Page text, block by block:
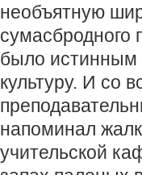
необъятную
сумасбродного
было истинным
культуру. И со
напоминал
учительской